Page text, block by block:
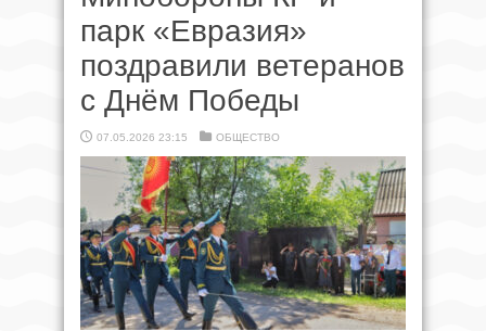
парк «Евразия»
поздравили ветеранов
с Днём Победы
07.05.2026 23:15 ОБЩЕСТВО